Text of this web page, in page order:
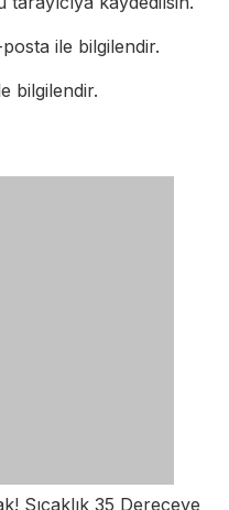
ile bilgilendir.
bilgilendir.
Sıcaklık 35 Dereceye